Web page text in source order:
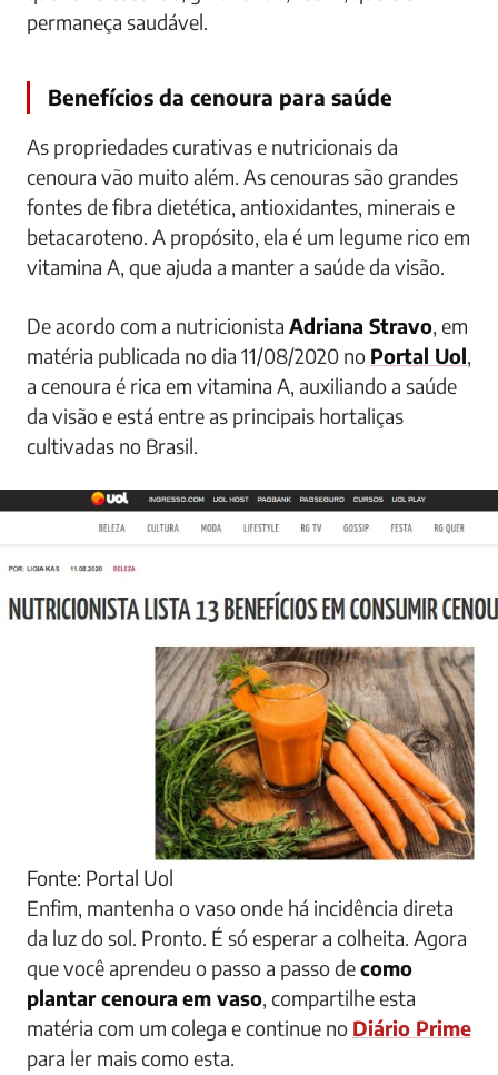
permaneça saudável.
Benefícios da cenoura para saúde
As propriedades curativas e nutricionais da
cenoura vão muito além. As cenouras são grandes
fontes de fibra dietética, antioxidantes, minerais e
betacaroteno. A propósito, ela é um legume rico em
vitamina A, que ajuda a manter a saúde da visão.
De acordo com a nutricionista Adriana Stravo, em
matéria publicada no dia 11/08/2020 no Portal Uol,
a cenoura é rica em vitamina A, auxiliando a saúde
da visão e está entre as principais hortaliças
cultivadas no Brasil.
Fonte: Portal Uol
Enfim, mantenha o vaso onde há incidência direta
da luz do sol. Pronto. É só esperar a colheita. Agora
que você aprendeu o passo a passo decomo
plantar cenoura em vaso, compartilhe esta
matéria com um colega e continue no Diário Prime
para ler mais como esta.